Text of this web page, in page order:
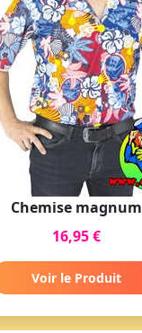
Chemise magnum
16,95 €
Voir le Produit